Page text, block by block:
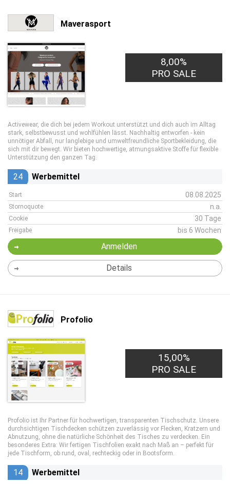
Maverasport
8,00%
PRO SALE
Activewear, die dich bei jedem Workout unterstützt und dich auch im Alltag
stark, selbstbewusst und wohlfühlen lässt. Nachhaltig entworfen - kein
unnötiger Abfall, nur langlebige und umweltfreundliche Sportbekleidung, die
sich mit dir bewegt. Wir bieten hochwertige, atmungsaktive Stoffe für flexible
Unterstützung den ganzen Tag.
24 Werbemittel
Start 08.08.2025
Stornoquote n.a.
Cookie 30 Tage
Freigabe bis 6 Wochen
Anmelden
Details
Profolio
15,00%
PRO SALE
Profolio ist Ihr Partner für hochwertigen, transparenten Tischschutz. Unsere
durchsichtigen Tischdecken schützen zuverlässig vor Flecken, Kratzern und
Abnutzung, ohne die natürliche Schönheit des Tisches zu verdecken. Ein
besonderes Extra: Wir fertigen Tischfolien exakt nach Maß an – perfekt für
jede Tischform, ob rund, oval, rechteckig oder in Bootsform.
14 Werbemittel